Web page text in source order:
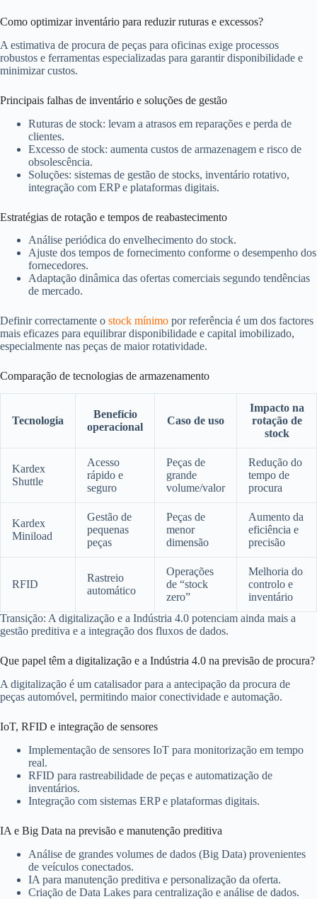
Como optimizar inventário para reduzir ruturas e excessos?
A estimativa de procura de peças para oficinas exige processos
robustos e ferramentas especializadas para garantir disponibilidade e
minimizar custos.
Principais falhas de inventário e soluções de gestão
Ruturas de stock: levam a atrasos em reparações e perda de
clientes.
Excesso de stock: aumenta custos de armazenagem e risco de
obsolescência.
Soluções: sistemas de gestão de stocks, inventário rotativo,
integração com ERP e plataformas digitais.
Estratégias de rotação e tempos de reabastecimento
Análise periódica do envelhecimento do stock.
Ajuste dos tempos de fornecimento conforme o desempenho dos
fornecedores.
Adaptação dinâmica das ofertas comerciais segundo tendências
de mercado.
Definir correctamente o stock mínimo por referência é um dos factores
mais eficazes para equilibrar disponibilidade e capital imobilizado,
especialmente nas peças de maior rotatividade.
Comparação de tecnologias de armazenamento
Tecnologia
Benefício
operacional
Caso de uso
Impacto na
rotação de
stock
Kardex
Shuttle
Acesso
rápido e
seguro
Peças de
grande
volume/valor
Redução do
tempo de
procura
Kardex
Miniload
Gestão de
pequenas
peças
Peças de
menor
dimensão
Aumento da
eficiência e
precisão
RFID
Rastreio
automático
Operações
de “stock
zero”
Melhoria do
controlo e
inventário
Transição: A digitalização e a Indústria 4.0 potenciam ainda mais a
gestão preditiva e a integração dos fluxos de dados.
Que papel têm a digitalização e a Indústria 4.0 na previsão de procura?
A digitalização é um catalisador para a antecipação da procura de
peças automóvel, permitindo maior conectividade e automação.
IoT, RFID e integração de sensores
Implementação de sensores IoT para monitorização em tempo
real.
RFID para rastreabilidade de peças e automatização de
inventários.
Integração com sistemas ERP e plataformas digitais.
IA e Big Data na previsão e manutenção preditiva
Análise de grandes volumes de dados (Big Data) provenientes
de veículos conectados.
IA para manutenção preditiva e personalização da oferta.
Criação de Data Lakes para centralização e análise de dados.